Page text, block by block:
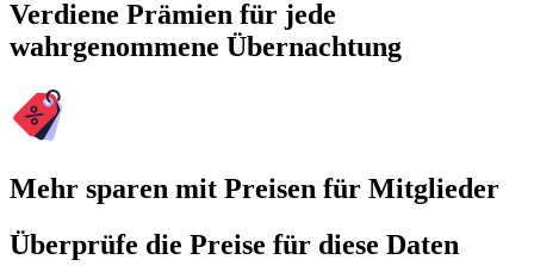
Verdiene Prämien für jede
wahrgenommene Übernachtung
Mehr sparen mit Preisen für Mitglieder
Überprüfe die Preise für diese Daten